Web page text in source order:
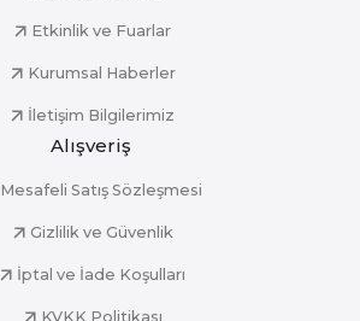
Etkinlik ve Fuarlar
Kurumsal Haberler
İletişim Bilgilerimiz
Alışveriş
Mesafeli Satış Sözleşmesi
Gizlilik ve Güvenlik
İptal ve İade Koşulları
KVKK Politikası